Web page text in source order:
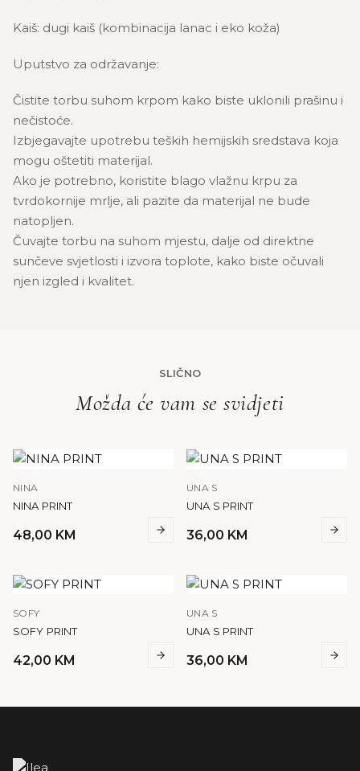
Kaiš: dugi kaiš (kombinacija lanac i eko koža)
Uputstvo za održavanje:
Čistite torbu suhom krpom kako biste uklonili prašinu i
nečistoće.
Izbjegavajte upotrebu teških hemijskih sredstava koja
mogu oštetiti materijal.
Ako je potrebno, koristite blago vlažnu krpu za
tvrdokornije mrlje, ali pazite da materijal ne bude
natopljen.
Čuvajte torbu na suhom mjestu, dalje od direktne
sunčeve svjetlosti i izvora toplote, kako biste očuvali
njen izgled i kvalitet.
SLIČNO
Možda će vam se svidjeti
NINA
NINA PRINT
48,00 KM
UNA S
UNA S PRINT
36,00 KM
SOFY
SOFY PRINT
42,00 KM
UNA S
UNA S PRINT
36,00 KM